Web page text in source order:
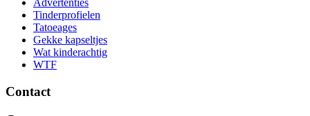
Advertenties
Tinderprofielen
Tatoeages
Gekke kapseltjes
Wat kinderachtig
WTF
Contact